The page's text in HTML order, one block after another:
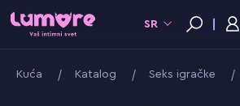
SR
Kuća Katalog Seks igračke